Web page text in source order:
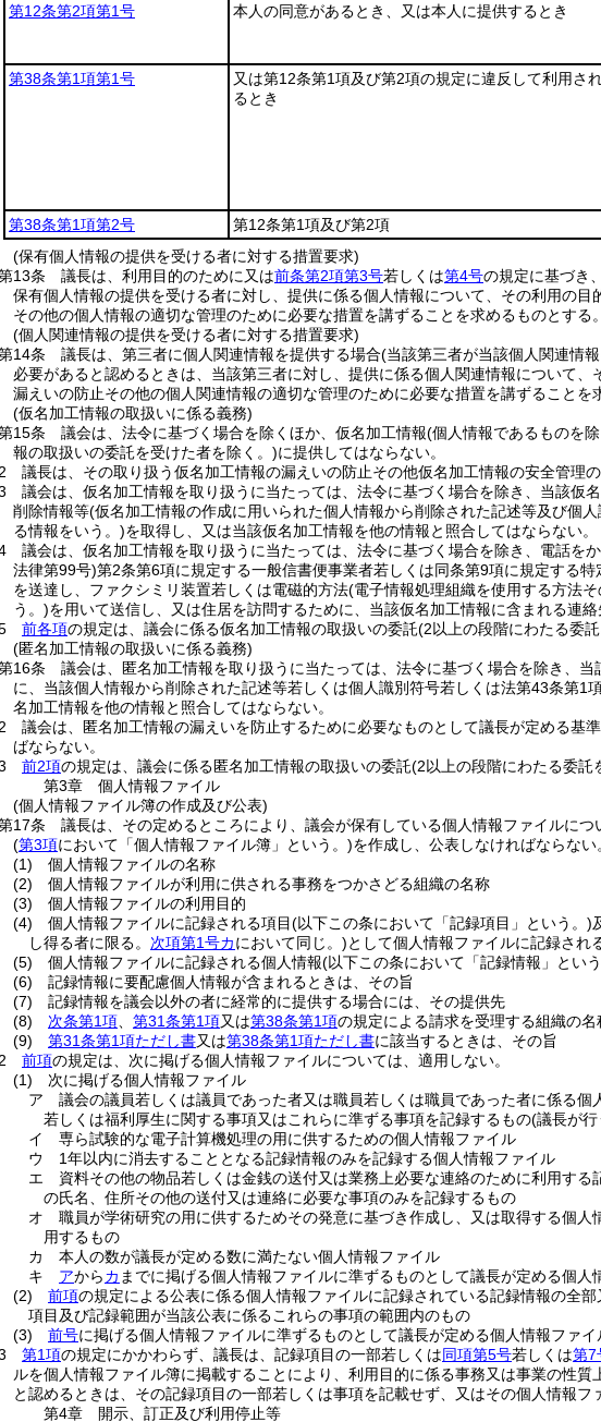
第12条第2項第1号
本人の同意があるとき、又は本人に提供するとき
第38条第1項第1号
又は第12条第1項及び第2項の規定に違反して利用さ
るとき
第38条第1項第2号
第12条第1項及び第2項
(保有個人情報の提供を受ける者に対する措置要求)
13条
議長は、利用目的のために又は前条第2項第3号若しくは第4号の規定に基づき
保有個人情報の提供を受ける者に対し、提供に係る個人情報について、その利用の
その他の個人情報の適切な管理のために必要な措置を講ずることを求めるものとする。
(個人関連情報の提供を受ける者に対する措置要求)
14条
議長は、第三者に個人関連情報を提供する場合(当該第三者が当該個人関連情
必要があると認めるときは、当該第三者に対し、提供に係る個人関連情報について
漏えいの防止その他の個人関連情報の適切な管理のために必要な措置を講ずることを
(仮名加工情報の取扱いに係る義務)
15条
議会は、法令に基づく場合を除くほか、仮名加工情報(個人情報であるものを
報の取扱いの委託を受けた者を除く。)に提供してはならない。
2
議長は、その取り扱う仮名加工情報の漏えいの防止その他仮名加工情報の安全管理
議会は、仮名加工情報を取り扱うに当たっては、法令に基づく場合を除き、当該仮
削除情報等(仮名加工情報の作成に用いられた個人情報から削除された記述等及び個
る情報をいう。)を取得し、又は当該仮名加工情報を他の情報と照合してはならない。
議会は、仮名加工情報を取り扱うに当たっては、法令に基づく場合を除き、電話を
法律第99号)第2条第6項に規定する一般信書便事業者若しくは同条第9項に規定する
を送達し、ファクシミリ装置若しくは電磁的方法(電子情報処理組織を使用する方法
う。)を用いて送信し、又は住居を訪問するために、当該仮名加工情報に含まれる連
前各項の規定は、議会に係る仮名加工情報の取扱いの委託(2以上の段階にわたる委
(匿名加工情報の取扱いに係る義務)
16条
議会は、匿名加工情報を取り扱うに当たっては、法令に基づく場合を除き、
に、当該個人情報から削除された記述等若しくは個人識別符号若しくは法第43条第
名加工情報を他の情報と照合してはならない。
2
議会は、匿名加工情報の漏えいを防止するために必要なものとして議長が定める基
ばならない。
前2項の規定は、議会に係る匿名加工情報の取扱いの委託(2以上の段階にわたる委託
第3章
個人情報ファイル
(個人情報ファイル簿の作成及び公表)
17条
議長は、その定めるところにより、議会が保有している個人情報ファイルに
(第3項において「個人情報ファイル簿」という。)を作成し、公表しなければならない
(1)
個人情報ファイルの名称
(2)
個人情報ファイルが利用に供される事務をつかさどる組織の名称
(3)
個人情報ファイルの利用目的
(4)
個人情報ファイルに記録される項目(以下この条において「記録項目」という。)
し得る者に限る。 次項第1号カにおいて同じ。)として個人情報ファイルに記録され
(5)
個人情報ファイルに記録される個人情報(以下この条において「記録情報」とい
(6)
記録情報に要配慮個人情報が含まれるときは、その旨
(7)
記録情報を議会以外の者に経常的に提供する場合には、その提供先
(8)
次条第1項 第31条第1項又は第38条第1項の規定による請求を受理する組織の
(9)
第31条第1項ただし書又は第38条第1項ただし書に該当するときは、その旨
2
前項の規定は、次に掲げる個人情報ファイルについては、適用しない。
(1)
次に掲げる個人情報ファイル
ア
議会の議員若しくは議員であった者又は職員若しくは職員であった者に係る
若しくは福利厚生に関する事項又はこれらに準ずる事項を記録するもの(議長が
イ
専ら試験的な電子計算機処理の用に供するための個人情報ファイル
ウ
1年以内に消去することとなる記録情報のみを記録する個人情報ファイル
エ
資料その他の物品若しくは金銭の送付又は業務上必要な連絡のために利用す
の氏名、住所その他の送付又は連絡に必要な事項のみを記録するもの
オ
職員が学術研究の用に供するためその発意に基づき作成し、又は取得する個
用するもの
カ
本人の数が議長が定める数に満たない個人情報ファイル
キ
アからカ までに掲げる個人情報ファイルに準ずるものとして議長が定める個人
(2)
前項の規定による公表に係る個人情報ファイルに記録されている記録情報の全
項目及び記録範囲が当該公表に係るこれらの事項の範囲内のもの
(3)
前号に掲げる個人情報ファイルに準ずるものとして議長が定める個人情報ファイ
第1項の規定にかかわらず、議長は、記録項目の一部若しくは同項第5号若しくは第7
ルを個人情報ファイル簿に掲載することにより、利用目的に係る事務又は事業の性
と認めるときは、その記録項目の一部若しくは事項を記載せず、又はその個人情報フ
第4章
開示、訂正及び利用停止等